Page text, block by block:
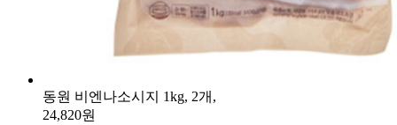
동원 비엔나소시지 1kg, 2개,
24,820원